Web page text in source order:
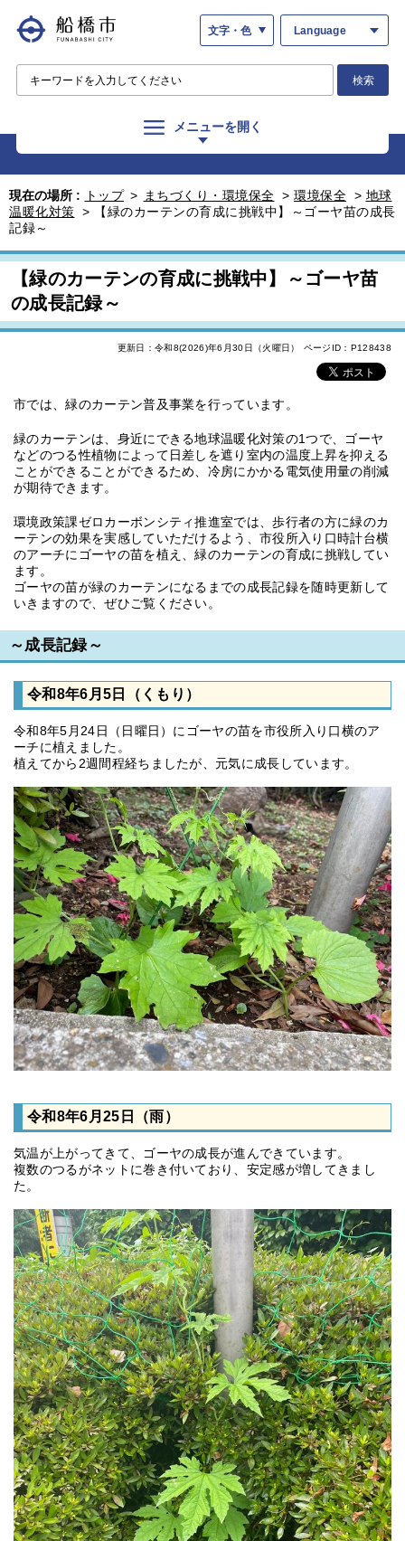
文字・色 Language
検索
メニューを開く
現在の場所 : トップ > まちづくり・環境保全 > 環境保全 > 地球
温暖化対策 >
【緑のカーテンの育成に挑戦中】～ゴーヤ苗の成長
記録～
【緑のカーテンの育成に挑戦中】～ゴーヤ苗
の成長記録～
更新日：令和8(2026)年6月30日（火曜日） ページID：P128438
市では、緑のカーテン普及事業を行っています。
緑のカーテンは、身近にできる地球温暖化対策の1つで、ゴーヤ
などのつる性植物によって日差しを遮り室内の温度上昇を抑える
ことができることができるため、冷房にかかる電気使用量の削減
が期待できます。
環境政策課ゼロカーボンシティ推進室では、歩行者の方に緑のカ
ーテンの効果を実感していただけるよう、市役所入り口時計台横
のアーチにゴーヤの苗を植え、緑のカーテンの育成に挑戦してい
ます。
ゴーヤの苗が緑のカーテンになるまでの成長記録を随時更新して
いきますので、ぜひご覧ください。
～成長記録～
令和8年6月5日（くもり）
令和8年5月24日（日曜日）にゴーヤの苗を市役所入り口横のア
ーチに植えました。
植えてから2週間程経ちましたが、元気に成長しています。
令和8年6月25日（雨）
気温が上がってきて、ゴーヤの成長が進んできています。
複数のつるがネットに巻き付いており、安定感が増してきまし
た。